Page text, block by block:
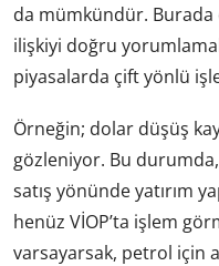
da mümkündür. Burada
ilişkiyi doğru
piyasalarda çift yönlü
Örneğin; dolar düşüş
gözleniyor. Bu
satış yönünde yatırım
henüz VİOP’ta işlem
varsayarsak, petrol için